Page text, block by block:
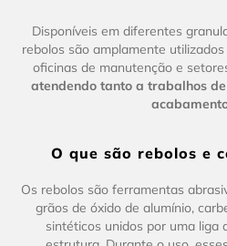
Disponíveis em diferentes
rebolos são amplamente
oficinas de manutenção e
atendendo tanto a trabalhos
O que são rebolos e
Os rebolos são ferramentas
grãos de óxido de alumínio,
sintéticos unidos por uma liga